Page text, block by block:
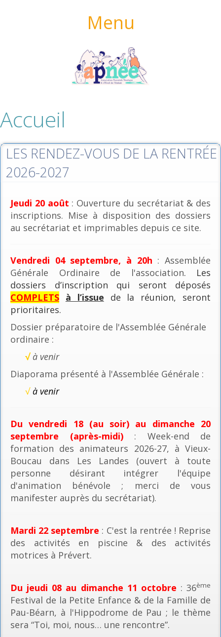
Menu
Accueil
LES RENDEZ-VOUS DE LA RENTRÉE
2026-2027
Jeudi 20 août : Ouverture du secrétariat & des
inscriptions. Mise à disposition des dossiers
au secrétariat et imprimables depuis ce site.
Vendredi 04 septembre, à 20h : Assemblée
Générale Ordinaire de l'association. Les
dossiers d’inscription qui seront déposés
COMPLETS à l’issue de la réunion, seront
prioritaires.
Dossier préparatoire de l'Assemblée Générale
ordinaire :
√ à venir
Diaporama présenté à l'Assemblée Générale :
√à venir
Du vendredi 18 (au soir) au dimanche 20
septembre (après-midi): Week-end de
formation des animateurs 2026-27, à Vieux-
Boucau dans Les Landes (ouvert à toute
personne désirant intégrer l'équipe
d'animation bénévole ; merci de vous
manifester auprès du secrétariat).
Mardi 22 septembre : C'est la rentrée ! Reprise
des activités en piscine & des activités
motrices à Prévert.
Du jeudi 08 au dimanche 11 octobre : 36ème
Festival de la Petite Enfance & de la Famille de
Pau-Béarn, à l'Hippodrome de Pau ; le thème
sera “Toi, moi, nous… une rencontre”.